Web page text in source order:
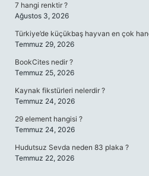
7 hangi renktir ?
Ağustos 3, 2026
Türkiye’de küçükbaş hayvan en çok
Temmuz 29, 2026
BookCites nedir ?
Temmuz 25, 2026
Kaynak fikstürleri nelerdir ?
Temmuz 24, 2026
29 element hangisi ?
Temmuz 24, 2026
Hudutsuz Sevda neden 83 plaka ?
Temmuz 22, 2026